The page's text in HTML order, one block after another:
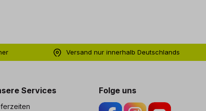
Versand nur innerhalb Deutschlands
Services Folge uns